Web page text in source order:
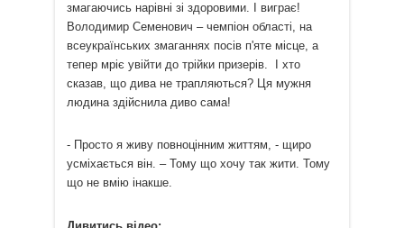
змагаючись нарівні зі здоровими. І виграє!
Володимир Семенович – чемпіон області, на
всеукраїнських змаганнях посів п'яте місце, а
тепер мріє увійти до трійки призерів. І хто
сказав, що дива не трапляються? Ця мужня
людина здійснила диво сама!
- Просто я живу повноцінним життям, - щиро
усміхається він. – Тому що хочу так жити. Тому
що не вмію інакше.